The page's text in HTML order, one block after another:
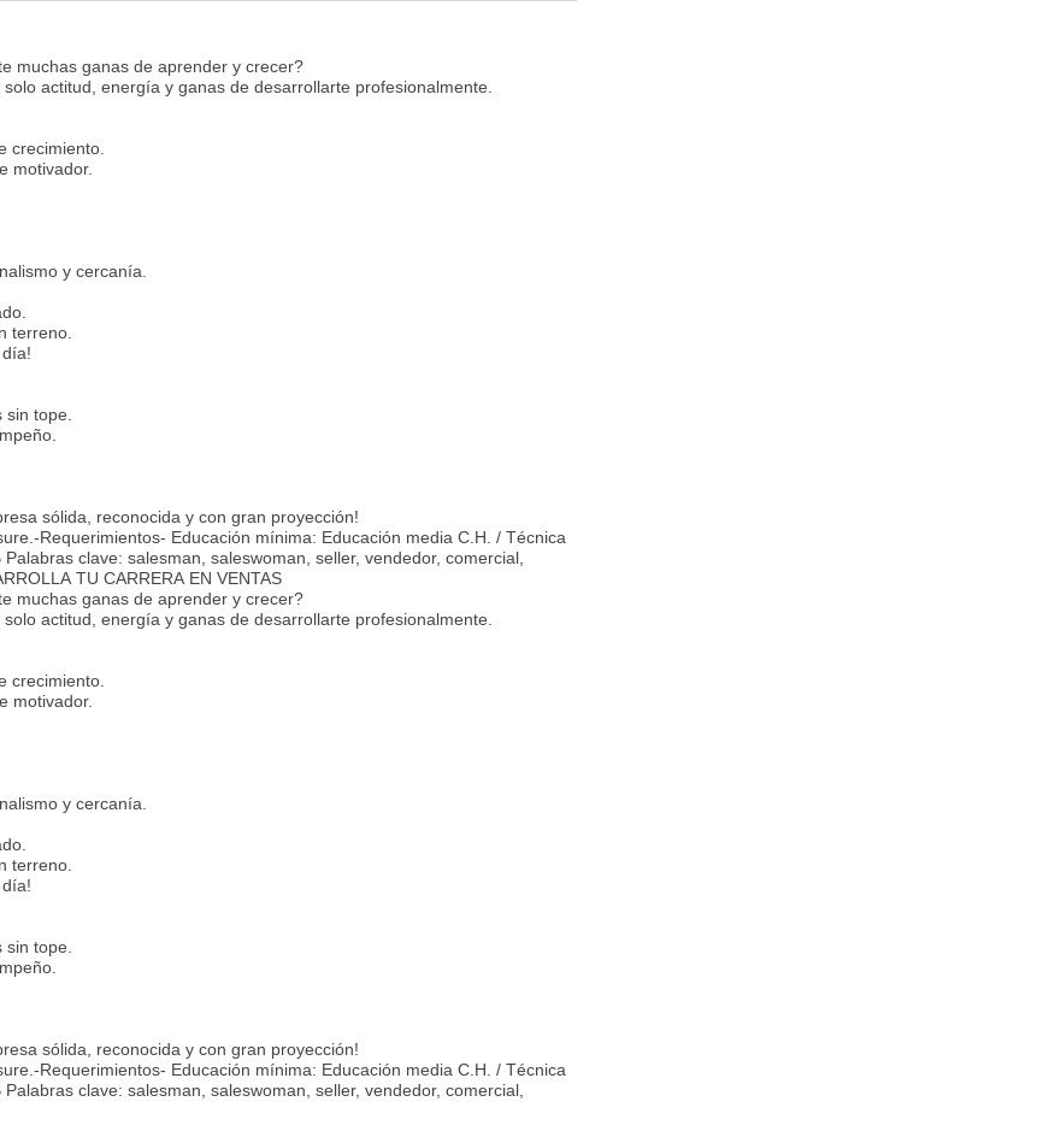
muchas ganas de aprender y crecer?
actitud, energía y ganas de desarrollarte profesionalmente.
crecimiento.
motivador.
y cercanía.
terreno.
tope.
sólida, reconocida y con gran proyección!
Requerimientos- Educación mínima: Educación media C.H. / Técnica
clave: salesman, saleswoman, seller, vendedor, comercial,
TU CARRERA EN VENTAS
muchas ganas de aprender y crecer?
actitud, energía y ganas de desarrollarte profesionalmente.
crecimiento.
motivador.
y cercanía.
terreno.
tope.
sólida, reconocida y con gran proyección!
Requerimientos- Educación mínima: Educación media C.H. / Técnica
clave: salesman, saleswoman, seller, vendedor, comercial,